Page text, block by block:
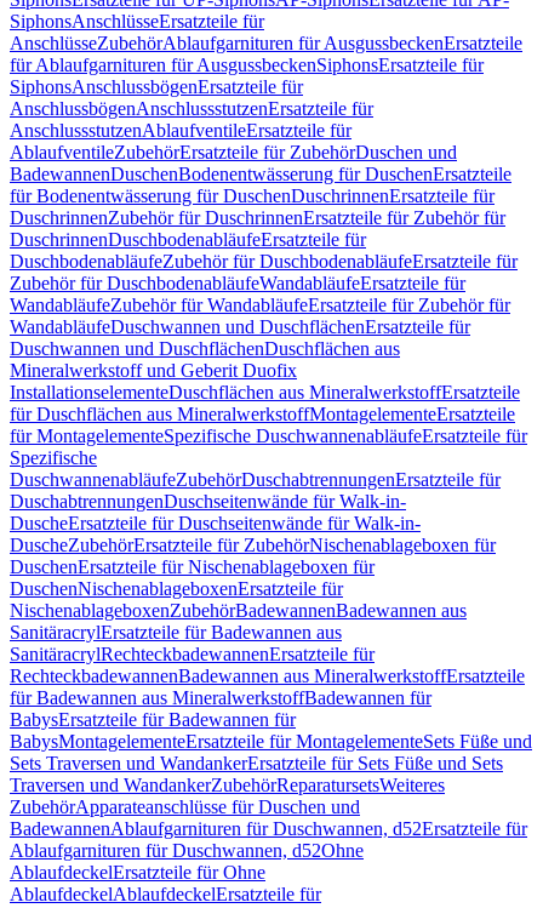
SiphonsAnschlüsseErsatzteile für
AnschlüsseZubehörAblaufgarnituren für AusgussbeckenErsatzteile
für Ablaufgarnituren für AusgussbeckenSiphonsErsatzteile für
SiphonsAnschlussbögenErsatzteile für
AnschlussbögenAnschlussstutzenErsatzteile für
AnschlussstutzenAblaufventileErsatzteile für
AblaufventileZubehörErsatzteile für ZubehörDuschen und
BadewannenDuschenBodenentwässerung für DuschenErsatzteile
für Bodenentwässerung für DuschenDuschrinnenErsatzteile für
DuschrinnenZubehör für DuschrinnenErsatzteile für Zubehör für
DuschrinnenDuschbodenabläufeErsatzteile für
DuschbodenabläufeZubehör für DuschbodenabläufeErsatzteile für
Zubehör für DuschbodenabläufeWandabläufeErsatzteile für
WandabläufeZubehör für WandabläufeErsatzteile für Zubehör für
WandabläufeDuschwannen und DuschflächenErsatzteile für
Duschwannen und DuschflächenDuschflächen aus
Mineralwerkstoff und Geberit Duofix
InstallationselementeDuschflächen aus MineralwerkstoffErsatzteile
für Duschflächen aus MineralwerkstoffMontagelementeErsatzteile
für MontagelementeSpezifische DuschwannenabläufeErsatzteile für
Spezifische
DuschwannenabläufeZubehörDuschabtrennungenErsatzteile für
DuschabtrennungenDuschseitenwände für Walk-in-
DuscheErsatzteile für Duschseitenwände für Walk-in-
DuscheZubehörErsatzteile für ZubehörNischenablageboxen für
DuschenErsatzteile für Nischenablageboxen für
DuschenNischenablageboxenErsatzteile für
NischenablageboxenZubehörBadewannenBadewannen aus
SanitäracrylErsatzteile für Badewannen aus
SanitäracrylRechteckbadewannenErsatzteile für
RechteckbadewannenBadewannen aus MineralwerkstoffErsatzteile
für Badewannen aus MineralwerkstoffBadewannen für
BabysErsatzteile für Badewannen für
BabysMontagelementeErsatzteile für MontagelementeSets Füße und
Sets Traversen und WandankerErsatzteile für Sets Füße und Sets
Traversen und WandankerZubehörReparatursetsWeiteres
ZubehörApparateanschlüsse für Duschen und
BadewannenAblaufgarnituren für Duschwannen, d52Ersatzteile für
Ablaufgarnituren für Duschwannen, d52Ohne
AblaufdeckelErsatzteile für Ohne
AblaufdeckelAblaufdeckelErsatzteile für